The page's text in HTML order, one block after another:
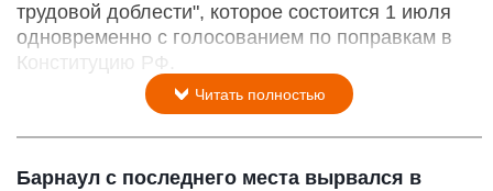
трудовой доблести", которое состоится 1 июля
одновременно с голосованием по поправкам в
Конституцию РФ.
Читать полностью
Барнаул с последнего места вырвался в